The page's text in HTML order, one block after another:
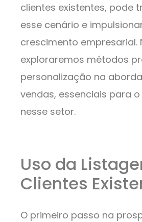
clientes existentes, pode
esse cenário e
crescimento empresarial.
exploraremos métodos
personalização na
vendas, essenciais para
nesse setor.
Uso da
Clientes
O primeiro passo na